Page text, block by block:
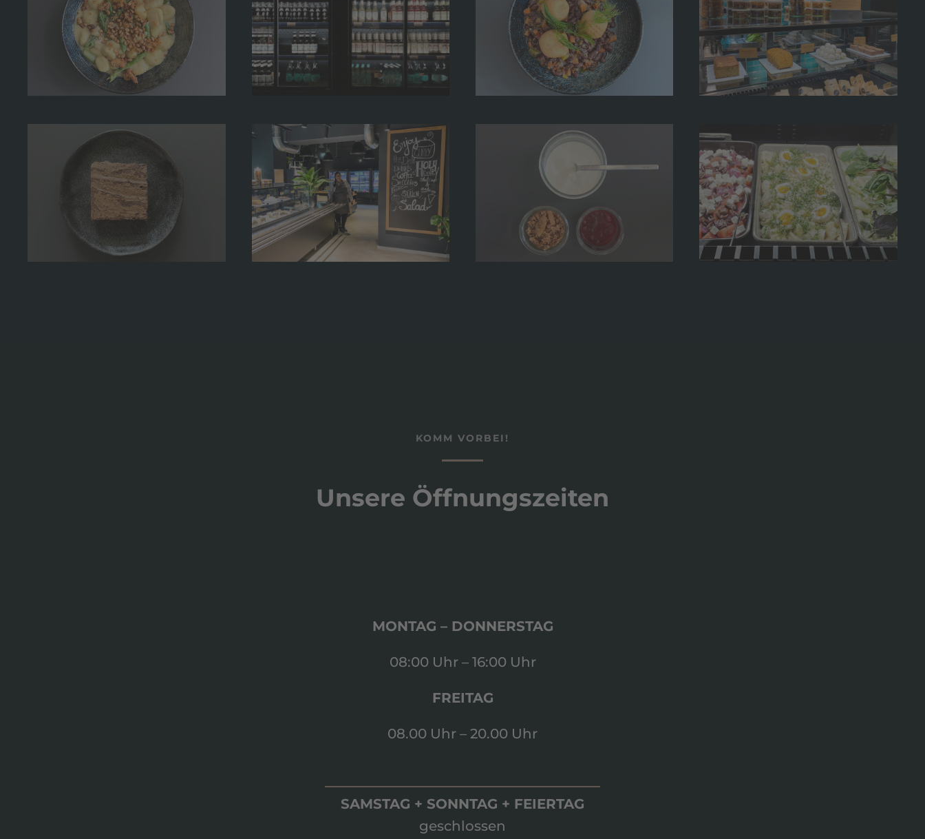
KOMM VORBEI!
Unsere Öffnungszeiten
MONTAG – DONNERSTAG
08:00 Uhr – 16:00 Uhr
FREITAG
08.00 Uhr – 20.00 Uhr
SAMSTAG + SONNTAG + FEIERTAG
geschlossen